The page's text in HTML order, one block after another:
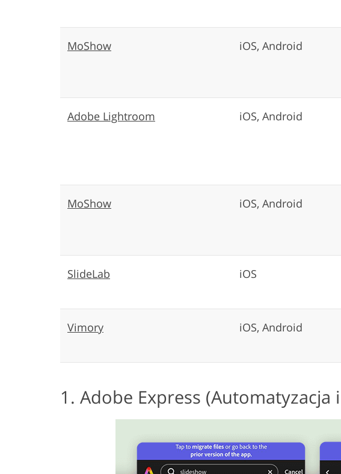
MoShow iOS, Android
Adobe Lightroom iOS, Android
MoShow iOS, Android
SlideLab iOS
Vimory iOS, Android
1. Adobe Express